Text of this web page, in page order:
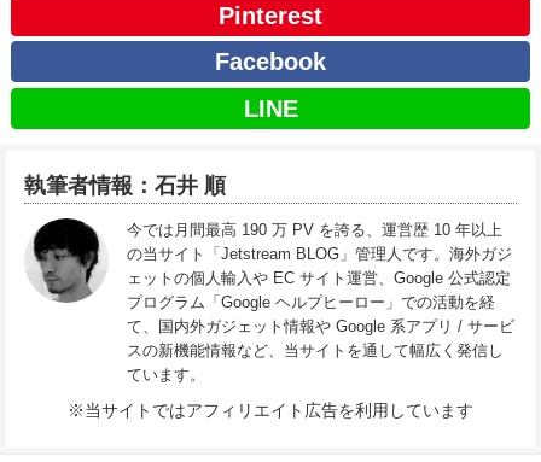
Pinterest
Facebook
LINE
執筆者情報：石井 順
今では月間最高 190 万 PV を誇る、運営歴 10 年以上
の当サイト「Jetstream BLOG」管理人です。海外ガジ
ェットの個人輸入や EC サイト運営、Google 公式認定
プログラム「Google ヘルプヒーロー」での活動を経
て、国内外ガジェット情報や Google 系アプリ / サービ
スの新機能情報など、当サイトを通して幅広く発信し
ています。
※当サイトではアフィリエイト広告を利用しています